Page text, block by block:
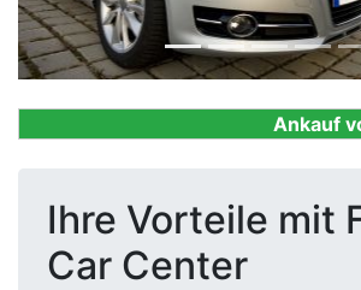
Ankauf
Ihre Vorteile mit
Car Center